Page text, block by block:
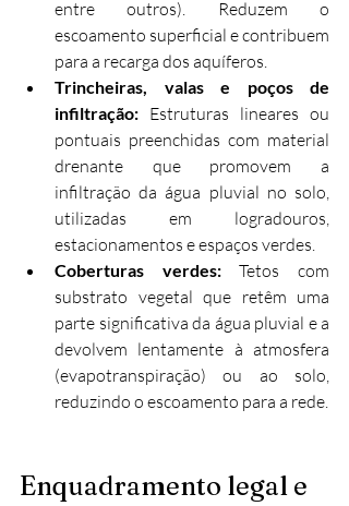
entre outros). Reduzem o
escoamento superficial e contribuem
para a recarga dos aquíferos.
Trincheiras, valas e poços de
infiltração: Estruturas lineares ou
pontuais preenchidas com material
drenante que promovem a
infiltração da água pluvial no solo,
utilizadas em logradouros,
estacionamentos e espaços verdes.
Coberturas verdes: Tetos com
substrato vegetal que retêm uma
parte significativa da água pluvial e a
devolvem lentamente à atmosfera
(evapotranspiração) ou ao solo,
reduzindo o escoamento para a rede.
Enquadramento legal e